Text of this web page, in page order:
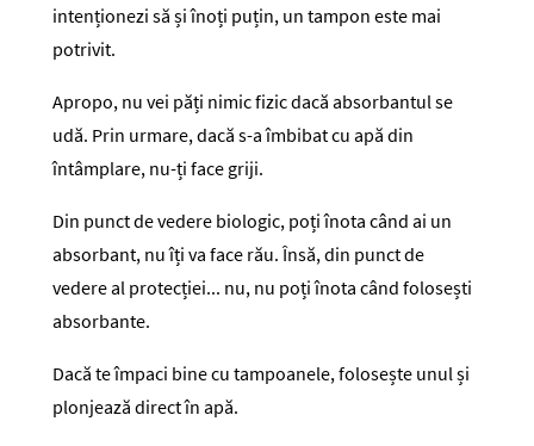
intenționezi să și înoți puțin, un tampon este mai
potrivit.
Apropo, nu vei păți nimic fizic dacă absorbantul se
udă. Prin urmare, dacă s-a îmbibat cu apă din
întâmplare, nu-ți face griji.
Din punct de vedere biologic, poți înota când ai un
absorbant, nu îți va face rău. Însă, din punct de
vedere al protecției... nu, nu poți înota când folosești
absorbante.
Dacă te împaci bine cu tampoanele, folosește unul și
plonjează direct în apă.